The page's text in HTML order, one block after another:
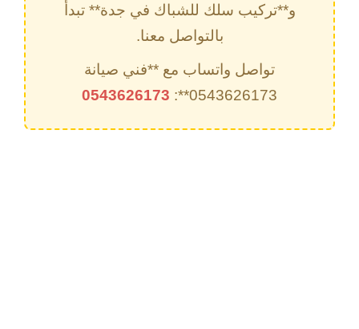
و**تركيب سلك للشباك في جدة** تبدأ
بالتواصل معنا.
تواصل واتساب مع **فني صيانة
0543626173**: